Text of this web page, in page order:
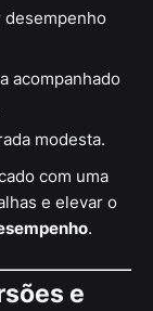
desempenho
acompanhado
modesta.
com uma
e elevar o
.
e